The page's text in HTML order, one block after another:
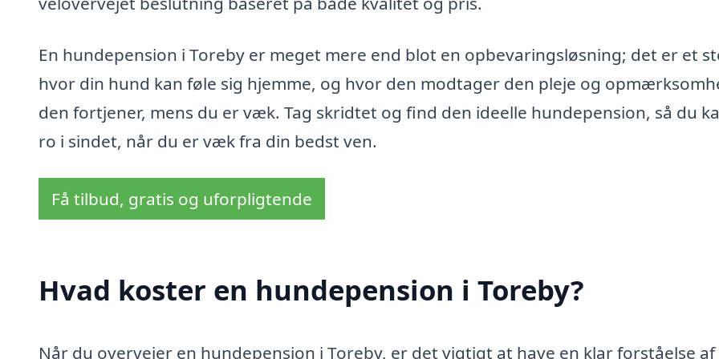
En hundepension i Toreby er meget mere end blot en opbevaringsløsning; det er et
hvor din hund kan føle sig hjemme, og hvor den modtager den pleje og
den fortjener, mens du er væk. Tag skridtet og find den ideelle hundepension, så du
ro i sindet, når du er væk fra din bedst ven.
Få tilbud, gratis og uforpligtende
Hvad koster en hundepension i Toreby?
Når du overvejer en hundepension i Toreby, er det vigtigt at have en klar forståelse af